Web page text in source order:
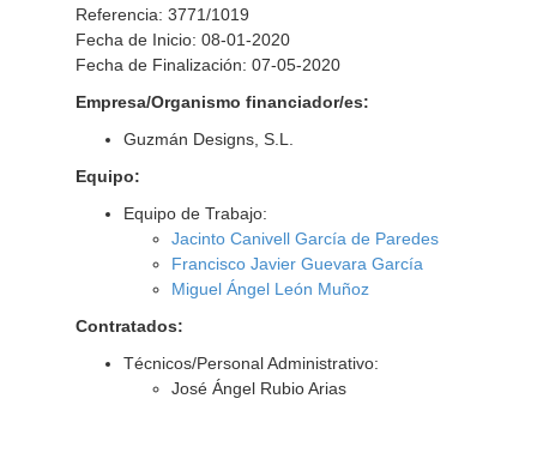
Referencia: 3771/1019
Fecha de Inicio: 08-01-2020
Fecha de Finalización: 07-05-2020
Empresa/Organismo financiador/es:
Guzmán Designs, S.L.
Equipo:
Equipo de Trabajo:
Jacinto Canivell García de Paredes
Francisco Javier Guevara García
Miguel Ángel León Muñoz
Contratados:
Técnicos/Personal Administrativo:
José Ángel Rubio Arias